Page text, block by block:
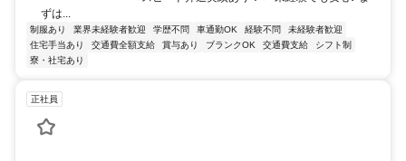
ずは...
制服あり 業界未経験者歓迎 学歴不問 車通勤OK 経験不問
未経験者歓迎
住宅手当あり
交通費全額支給 賞与あり ブランクOK 交通費支給
シフト制
寮・社宅あり
正社員